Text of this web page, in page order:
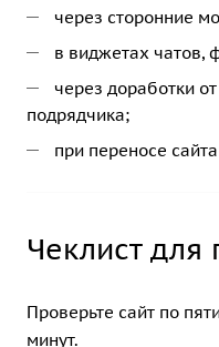
через сторонние
в виджетах чатов,
через доработки
подрядчика;
при переносе
Чеклист для
Проверьте сайт по
минут.